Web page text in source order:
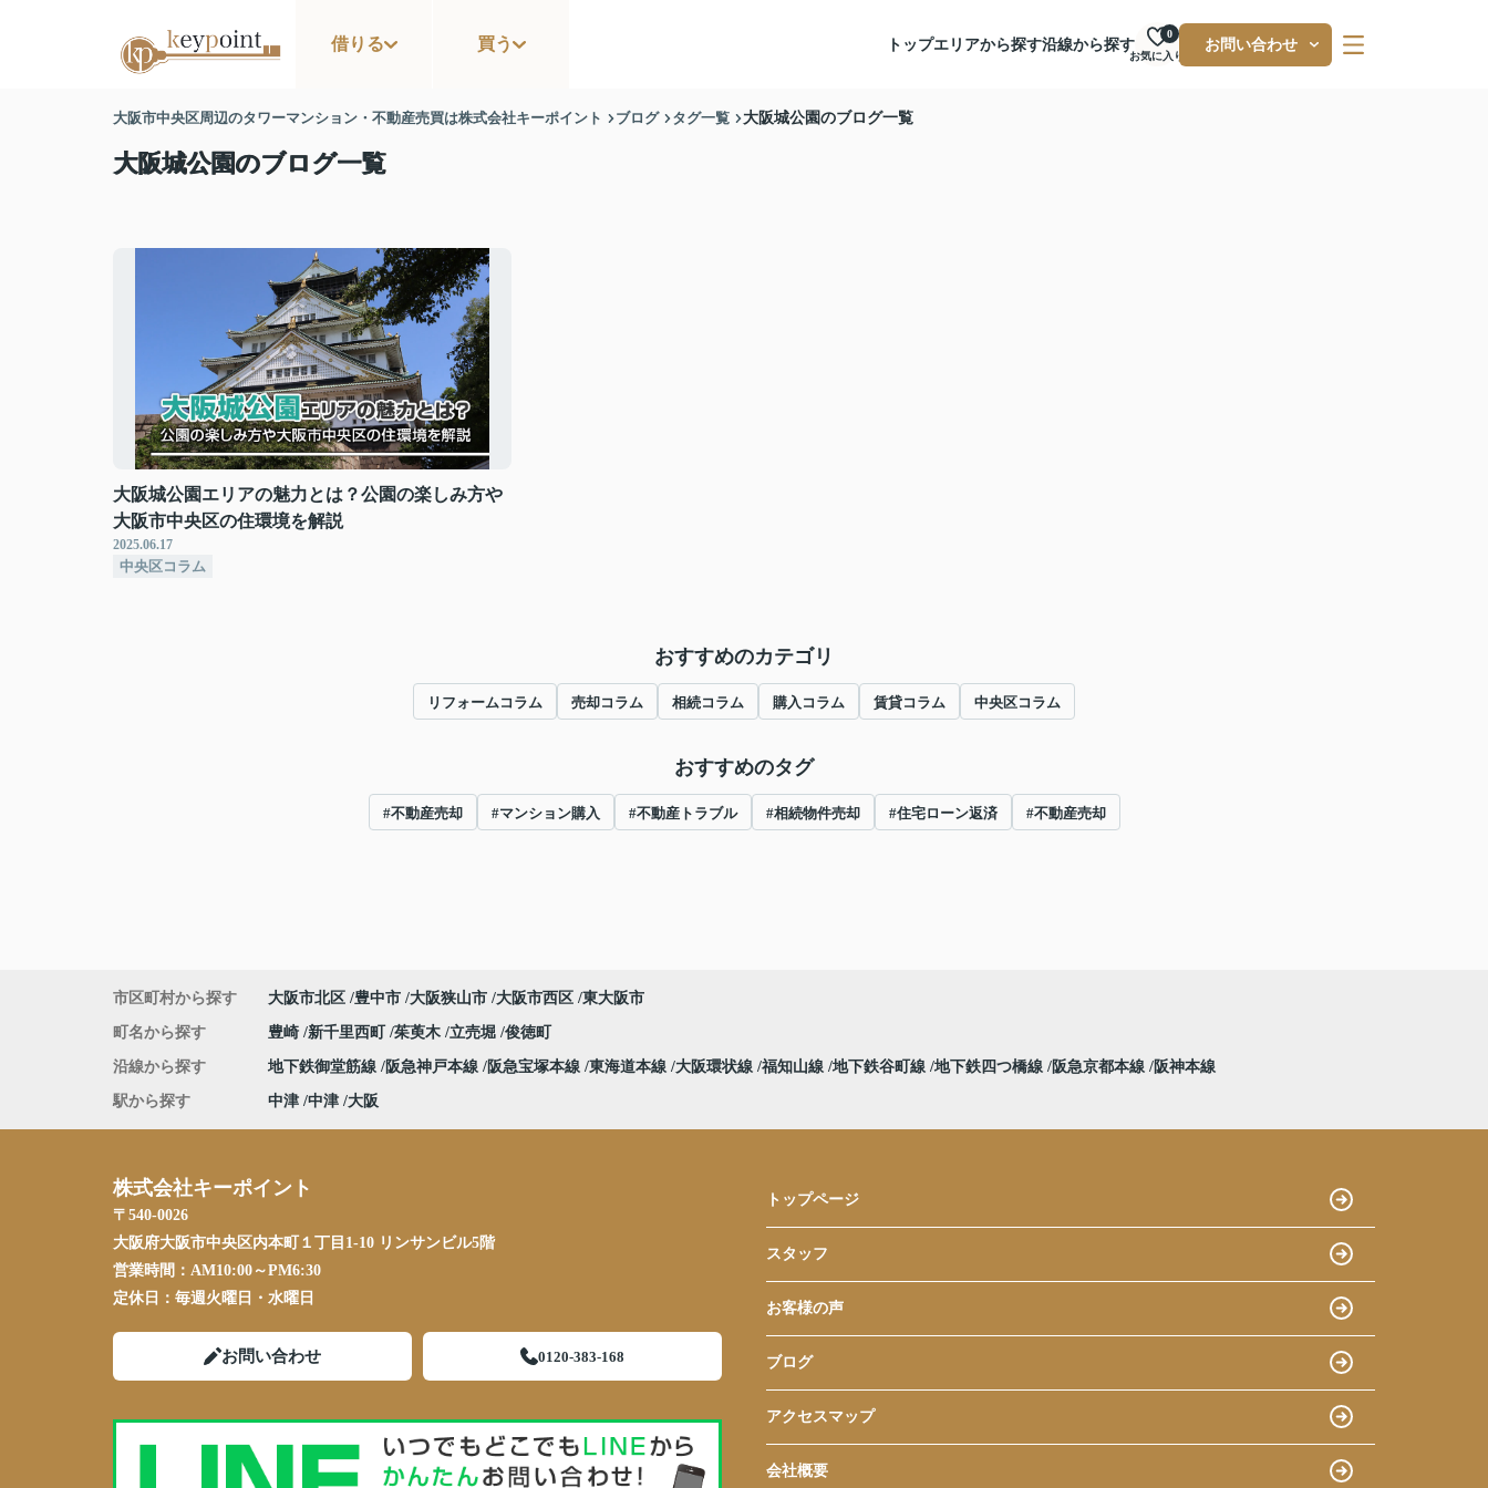
借りる 買う トップエリアから探す沿線から探す
お気に入り
0
お問い合わせ
大阪市中央区周辺のタワーマンション・不動産売買は株式会社キーポイント ブログ タグ一覧 大阪城公園のブログ一覧
大阪城公園のブログ一覧
大阪城公園エリアの魅力とは？公園の楽しみ方や
大阪市中央区の住環境を解説
2025.06.17
中央区コラム
おすすめのカテゴリ
リフォームコラム 売却コラム 相続コラム 購入コラム 賃貸コラム 中央区コラム
おすすめのタグ
#不動産売却 #マンション購入 #不動産トラブル #相続物件売却 #住宅ローン返済 #不動産売却
市区町村から探す 大阪市北区 豊中市 大阪狭山市 大阪市西区 東大阪市
町名から探す 豊崎 新千里西町 茱萸木 立売堀 俊徳町
沿線から探す 地下鉄御堂筋線 阪急神戸本線 阪急宝塚本線 東海道本線 大阪環状線 福知山線 地下鉄谷町線 地下鉄四つ橋線 阪急京都本線 阪神本線
駅から探す 中津 中津 大阪
株式会社キーポイント
〒540-0026
大阪府大阪市中央区内本町１丁目1-10 リンサンビル5階
営業時間： AM10:00～PM6:30
定休日： 毎週火曜日・水曜日
お問い合わせ 0120-383-168
トップページ
スタッフ
お客様の声
ブログ
アクセスマップ
会社概要